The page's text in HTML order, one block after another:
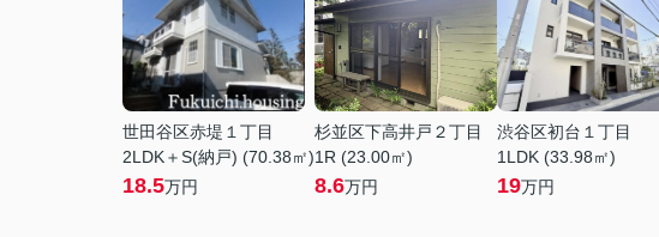
世田谷区赤堤１丁目
2LDK＋S(納戸) (70.38㎡)
18.5万円
杉並区下高井戸２丁目
1R (23.00㎡)
8.6万円
渋谷区初台１丁目
1LDK (33.98㎡)
19万円